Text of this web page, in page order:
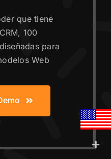
que tiene
100
para
Web